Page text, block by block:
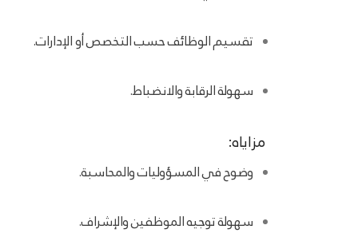
تقسيم الوظائف حسب التخصص أو الإدارات.
سهولة الرقابة والانضباط.
مزاياه:
وضوح في المسؤوليات والمحاسبة.
سهولة توجيه الموظفين والإشراف.